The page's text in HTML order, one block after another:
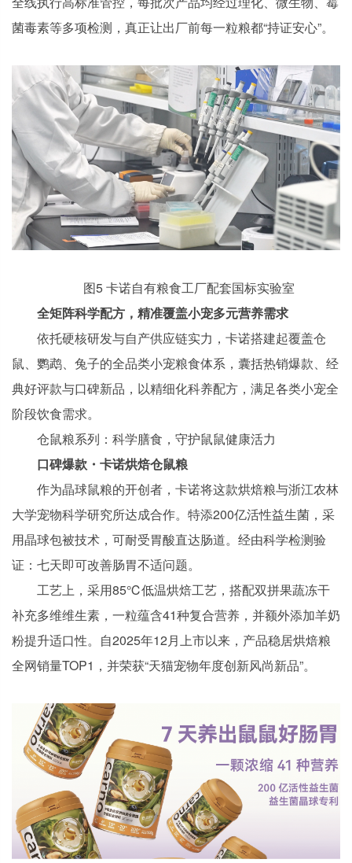
菌毒素等多项检测，真正让出厂前每一粒粮都“持证安心”。
图5 卡诺自有粮食工厂配套国标实验室
全矩阵科学配方，精准覆盖小宠多元营养需求
依托硬核研发与自产供应链实力，卡诺搭建起覆盖仓
鼠、鹦鹉、兔子的全品类小宠粮食体系，囊括热销爆款、经
典好评款与口碑新品，以精细化科养配方，满足各类小宠全
阶段饮食需求。
仓鼠粮系列：科学膳食，守护鼠鼠健康活力
口碑爆款・卡诺烘焙仓鼠粮
作为晶球鼠粮的开创者，卡诺将这款烘焙粮与浙江农林
大学宠物科学研究所达成合作。特添200亿活性益生菌，采
用晶球包被技术，可耐受胃酸直达肠道。经由科学检测验
证：七天即可改善肠胃不适问题。
工艺上，采用85℃低温烘焙工艺，搭配双拼果蔬冻干
补充多维维生素，一粒蕴含41种复合营养，并额外添加羊奶
粉提升适口性。自2025年12月上市以来，产品稳居烘焙粮
全网销量TOP1，并荣获“天猫宠物年度创新风尚新品”。